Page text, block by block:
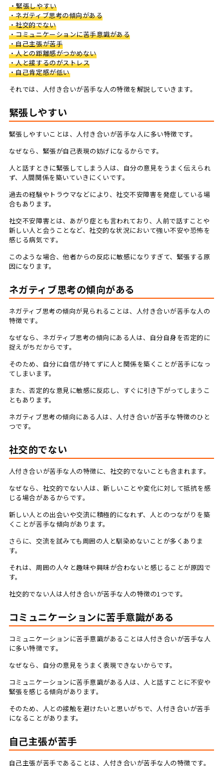
・緊張しやすい
・ネガティブ思考の傾向がある
・社交的でない
・コミュニケーションに苦手意識がある
・自己主張が苦手
・人との距離感がつかめない
・人と接するのがストレス
・自己肯定感が低い
それでは、人付き合いが苦手な人の特徴を解説していきます。
緊張しやすい
緊張しやすいことは、人付き合いが苦手な人に多い特徴です。
なぜなら、緊張が自己表現の妨げになるからです。
人と話すときに緊張してしまう人は、自分の意見をうまく伝えられ
ず、人間関係を築いていきにくいです。
過去の経験やトラウマなどにより、社交不安障害を発症している場
合もあります。
社交不安障害とは、あがり症とも言われており、人前で話すことや
新しい人と会うことなど、社交的な状況において強い不安や恐怖を
感じる病気です。
このような場合、他者からの反応に敏感になりすぎて、緊張する原
因になります。
ネガティブ思考の傾向がある
ネガティブ思考の傾向が見られることは、人付き合いが苦手な人の
特徴です。
なぜなら、ネガティブ思考の傾向にある人は、自分自身を否定的に
捉えがちだからです。
そのため、自分に自信が持てずに人と関係を築くことが苦手になっ
てしまいます。
また、否定的な意見に敏感に反応し、すぐに引き下がってしまうこ
ともあります。
ネガティブ思考の傾向にある人は、人付き合いが苦手な特徴のひと
つです。
社交的でない
人付き合いが苦手な人の特徴に、社交的でないことも含まれます。
なぜなら、社交的でない人は、新しいことや変化に対して抵抗を感
じる場合があるからです。
新しい人との出会いや交流に積極的になれず、人とのつながりを築
くことが苦手な傾向があります。
さらに、交流を試みても周囲の人と馴染めないことが多くありま
す。
それは、周囲の人々と趣味や興味が合わないと感じることが原因で
す。
社交的でない人は人付き合いが苦手な人の特徴の1つです。
コミュニケーションに苦手意識がある
コミュニケーションに苦手意識があることは人付き合いが苦手な人
に多い特徴です。
なぜなら、自分の意見をうまく表現できないからです。
コミュニケーションに苦手意識がある人は、人と話すことに不安や
緊張を感じる傾向があります。
そのため、人との接触を避けたいと思いがちで、人付き合いが苦手
になることがあります。
自己主張が苦手
自己主張が苦手であることは、人付き合いが苦手な人の特徴です。